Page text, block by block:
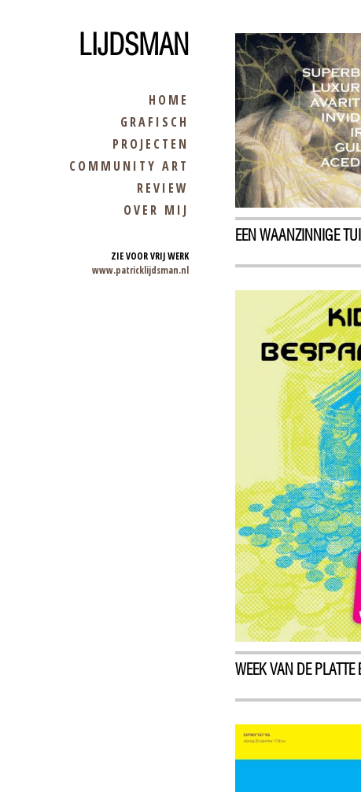
LIJDSMAN
HOME
GRAFISCH
PROJECTEN
COMMUNITY ART
REVIEW
OVER MIJ
ZIE VOOR VRIJ WERK
www.patricklijdsman.nl
EEN WAANZINNIGE
WEEK VAN DE PLATTE